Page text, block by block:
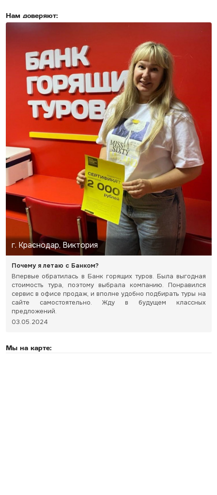
Нам доверяют:
г. Краснодар, Виктория
Почему я летаю с Банком?
Впервые обратилась в Банк горящих туров. Была выгодная
стоимость тура, поэтому выбрала компанию. Понравился
сервис в офисе продаж, и вполне удобно подбирать туры на
сайте самостоятельно. Жду в будущем классных
предложений.
03.05.2024
Мы на карте: